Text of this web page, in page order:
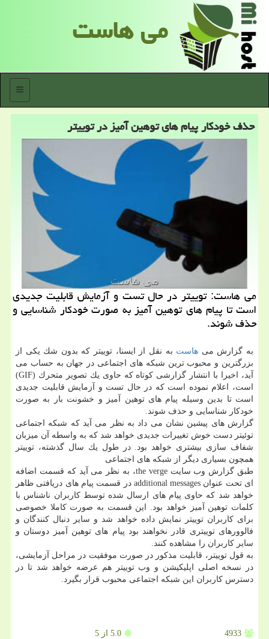
می هاست
منو
حذف خودكار پیام های توهین آمیز در توییتر
می هاست: توییتر در حال تست و آزمایش قابلیت جدیدی
است تا پیام های توهین آمیز به صورت خودكار شناسایی و
حذف شوند.
به گزارش می هاست به نقل از ایسنا، توییتر كه بدون شك یكی از
بزرگترین و محبوب ترین شبكه های اجتماعی در جهان به حساب می
آید، اخیرا با انتشار گزارشی كوتاه كه حاوی یك تصویر متحرك (GIF)
است، اعلام نموده است كه در حال تست و آزمایش قابلیت جدیدی
است تا بدین وسیله پیام های توهین آمیز و خشونت بار به صورت
خودكار شناسایی و حذف شوند.
گزارش های پیشین نشان می داد به نظر می آید كه شبكه اجتماعی
توئیتر دست خوش تغییرات جدیدی خواهد شد كه به واسطه آن میزبان
شفاف سازی بیشتری خواهد بود. در طول یك سال گذشته، توییتر
همچون بسیاری دیگر از شبكه های اجتماعی
طبق گزارش وب سایت the verge، به نظر می آید كه قسمت اضافه
ای تحت عنوان additional messages در قسمت پیام های دریافتی ظاهر
خواهد شد كه حاوی پیام های ارسال شده توسط كاربران ناشناس با
كلمات توهین آمیز خواهد بود. این قسمت به صورت كاملا خصوصی
برای كاربران توییتر نمایش داده خواهد شد و سایر دنبال كنندگان و
فالوورهای توییتری قادر نخواهند بود پیام های توهین آمیز دوستان و
سایر كاربران را مشاهده كنند.
به قول توییتر، قابلیت مذكور در صورت موفقیت در مراحل آزمایشی،
در نسخه اصلی اپلیكیشن و وب توییتر هم عرضه خواهد شد تا در
دسترس كاربران این شبكه اجتماعی محبوب قرار بگیرد.
4933
5.0 از 5